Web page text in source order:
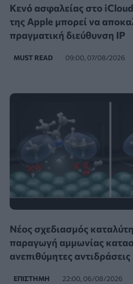
Κενό ασφαλείας στο
της Apple μπορεί να
πραγματική διεύθυνση IP
MUST READ 09:00, 07/08/2026
Νέος σχεδιασμός
παραγωγή αμμωνίας
ανεπιθύμητες αντιδράσεις
ΕΠΙΣΤΉΜΗ 22:00, 06/08/2026